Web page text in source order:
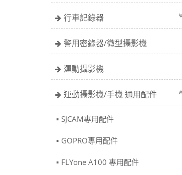
行車記錄器
警用密錄器/微型攝影機
運動攝影機
運動攝影機/手機 通用配件
SJCAM專用配件
GOPRO專用配件
FLYone A100 專用配件